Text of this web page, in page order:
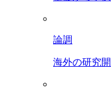
論調
海外の研究